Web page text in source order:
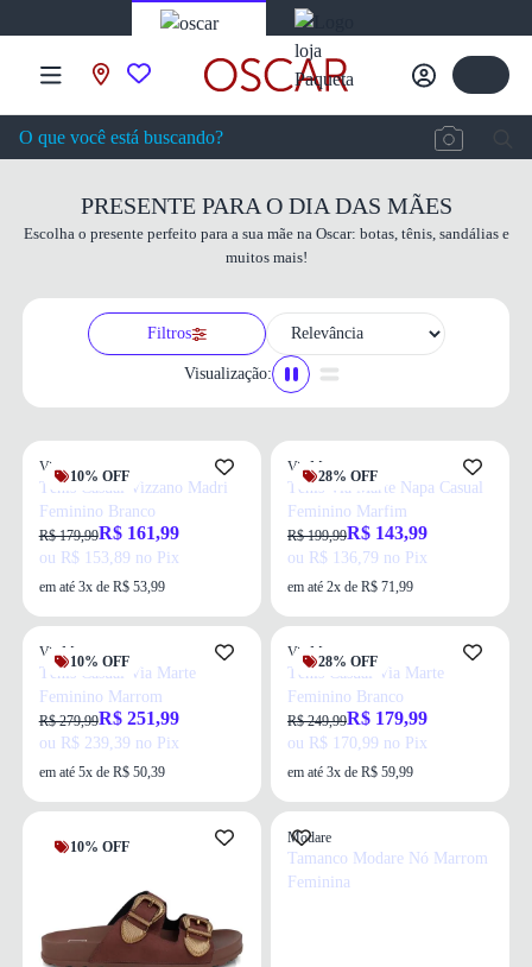
PRESENTE PARA O DIA DAS MÃES
Escolha o presente perfeito para a sua mãe na Oscar: botas, tênis, sandálias e
muitos mais!
Filtros
Visualização:
10% OFF
Vizzano
Tênis Casual Vizzano Madri
Feminino Branco
R$ 179,99R$ 161,99
ou R$ 153,89 no Pix
em até 3x de R$ 53,99
28% OFF
Via Marte
Tênis Via Marte Napa Casual
Feminino Marfim
R$ 199,99R$ 143,99
ou R$ 136,79 no Pix
em até 2x de R$ 71,99
10% OFF
Via Marte
Tênis Casual Via Marte
Feminino Marrom
R$ 279,99R$ 251,99
ou R$ 239,39 no Pix
em até 5x de R$ 50,39
28% OFF
Via Marte
Tênis Casual Via Marte
Feminino Branco
R$ 249,99R$ 179,99
ou R$ 170,99 no Pix
em até 3x de R$ 59,99
10% OFF
Modare
Tamanco Modare Nó Marrom
Feminina